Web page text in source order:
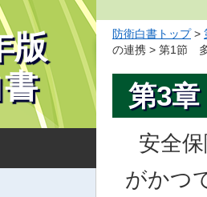
版
防衛白書トップ>
の連携 > 第1節
第3
安全
がかつ